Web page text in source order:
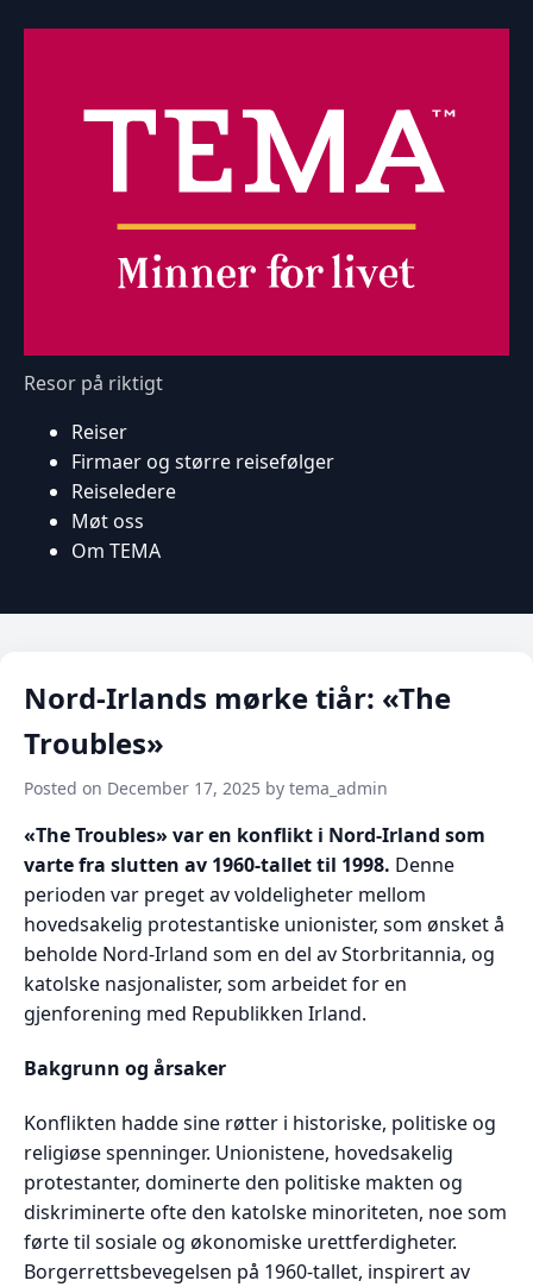
Resor på riktigt
Reiser
Firmaer og større reisefølger
Reiseledere
Møt oss
Om TEMA
Nord-Irlands mørke tiår: «The
Troubles»
Posted on December 17, 2025 by tema_admin
«The Troubles» var en konflikt i Nord-Irland som
varte fra slutten av 1960-tallet til 1998. Denne
perioden var preget av voldeligheter mellom
hovedsakelig protestantiske unionister, som ønsket å
beholde Nord-Irland som en del av Storbritannia, og
katolske nasjonalister, som arbeidet for en
gjenforening med Republikken Irland.
Bakgrunn og årsaker
Konflikten hadde sine røtter i historiske, politiske og
religiøse spenninger. Unionistene, hovedsakelig
protestanter, dominerte den politiske makten og
diskriminerte ofte den katolske minoriteten, noe som
førte til sosiale og økonomiske urettferdigheter.
Borgerrettsbevegelsen på 1960-tallet, inspirert av